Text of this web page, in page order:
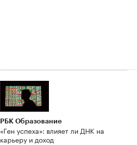
РБК Образование
«Ген успеха»: влияет ли ДНК на
карьеру и доход